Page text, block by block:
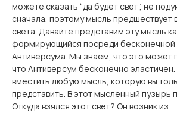
можете сказать “да будет свет”, не
сначала, поэтому мысль предшествует
света. Давайте представим эту мысль
формирующийся посреди бесконечной
Антиверсума. Мы знаем, что это может
что Антиверсум бесконечно
вместить любую мысль, которую вы
представить. В этот мысленный пузырь
Откуда взялся этот свет? Он возник из